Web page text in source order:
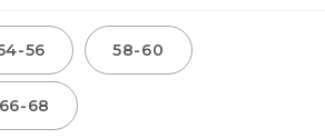
56 58-60
66-68